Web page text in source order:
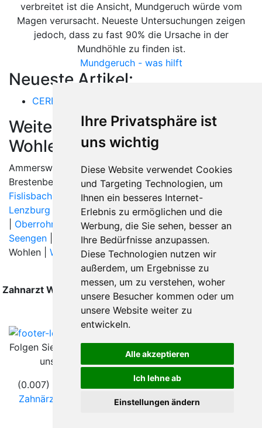
Ihre Privatsphäre ist
uns wichtig
Diese Website verwendet Cookies
und Targeting Technologien, um
Ihnen ein besseres Internet-
Erlebnis zu ermöglichen und die
Werbung, die Sie sehen, besser an
Ihre Bedürfnisse anzupassen.
Diese Technologien nutzen wir
außerdem, um Ergebnisse zu
messen, um zu verstehen, woher
unsere Besucher kommen oder um
unsere Website weiter zu
entwickeln.
Alle akzeptieren
Ich lehne ab
Einstellungen ändern
verbreitet ist die Ansicht, Mundgeruch würde vom
Magen verursacht. Neueste Untersuchungen zeigen
jedoch, dass zu fast 90% die Ursache in der
Mundhöhle zu finden ist.
Mundgeruch - was hilft
Neueste Artikel:
CEREC
Weitere Orte in der Nähe von
Wohlen AG
Ammerswil | Anglikon |Birr|Bremgarten AG|
Brestenberg | Büttikon | Dintikon |Dottikon| Egliswil |
Fislisbach | Hendschiken | Hilfikon | Hägglingen |
Lenzburg
Meisterschwanden|Mellingen|Niederlenz
Oberrohrdorf | Othmarsingen |Sarmenstorf|
Seengen
| Staufen |Villmergen|Wildegg
Wohlen | Wohlen AG|
Zahnarzt Wohlen AG wurde zuletzt am 08. August 2026
um 00:00:08 Uhr aktualisiert.
Folgen Sie
uns
(0.007) © 2004 - 2026 DEV AG |Zahnarztsuche
Zahnärzte in Städten
|Kontakt|Impressum